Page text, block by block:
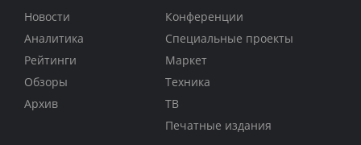
Новости
Аналитика
Рейтинги
Обзоры
Архив
Конференции
Специальные проекты
Маркет
Техника
ТВ
Печатные издания